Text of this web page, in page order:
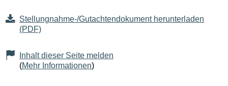
Stellungnahme-/Gutachtendokument herunterladen
(PDF)
Inhalt dieser Seite melden
(Mehr Informationen)